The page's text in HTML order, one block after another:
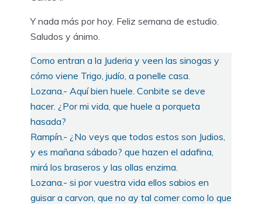
Y nada más por hoy. Feliz semana de estudio.
Saludos y ánimo.
Como entran a la Juderia y veen las sinogas y
cómo viene Trigo, judío, a ponelle casa.
Lozana.- Aquí bien huele. Conbite se deve
hacer. ¿Por mi vida, que huele a porqueta
hasada?
Rampín.- ¿No veys que todos estos son Judios,
y es mañana sábado? que hazen el adafina,
mirá los braseros y las ollas enzima.
Lozana.- si por vuestra vida ellos sabios en
guisar a carvon, que no ay tal comer como lo que